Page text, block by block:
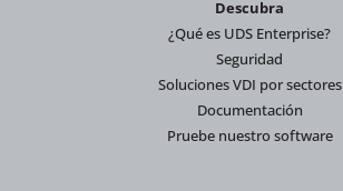
Descubra
¿Qué es UDS Enterprise?
Seguridad
Soluciones VDI por sectores
Documentación
Pruebe nuestro software